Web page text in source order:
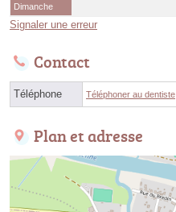
Dimanche
Signaler une erreur
Contact
Téléphone Téléphoner au dentiste
Plan et adresse